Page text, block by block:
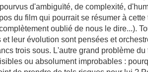
d'ambiguïté, de complexité,
du film qui pourrait se résumer à
oublié de nous le dire...).
leur évolution sont pensées et
trois sous. L'autre grand problème
ou absolument improbables :